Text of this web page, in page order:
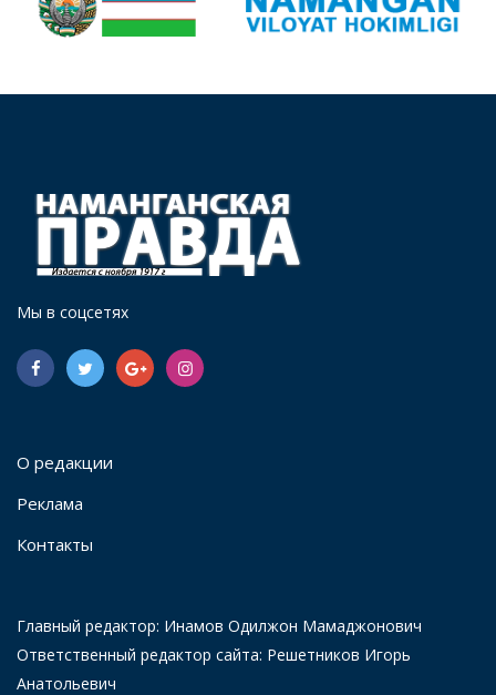
Мы в соцсетях
О редакции
Реклама
Контакты
Главный редактор: Инамов Одилжон Мамаджонович
Ответственный редактор сайта: Решетников Игорь
Анатольевич